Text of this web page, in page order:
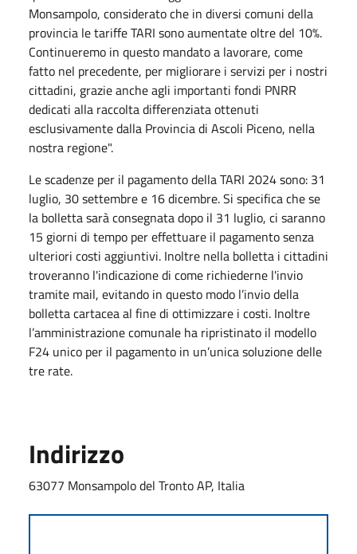
Monsampolo, considerato che in diversi comuni della
provincia le tariffe TARI sono aumentate oltre del 10%.
Continueremo in questo mandato a lavorare, come
fatto nel precedente, per migliorare i servizi per i nostri
cittadini, grazie anche agli importanti fondi PNRR
dedicati alla raccolta differenziata ottenuti
esclusivamente dalla Provincia di Ascoli Piceno, nella
nostra regione".
Le scadenze per il pagamento della TARI 2024 sono: 31
luglio, 30 settembre e 16 dicembre. Si specifica che se
la bolletta sarà consegnata dopo il 31 luglio, ci saranno
15 giorni di tempo per effettuare il pagamento senza
ulteriori costi aggiuntivi. Inoltre nella bolletta i cittadini
troveranno l'indicazione di come richiederne l'invio
tramite mail, evitando in questo modo l’invio della
bolletta cartacea al fine di ottimizzare i costi. Inoltre
l’amministrazione comunale ha ripristinato il modello
F24 unico per il pagamento in un’unica soluzione delle
tre rate.
Indirizzo
63077 Monsampolo del Tronto AP, Italia